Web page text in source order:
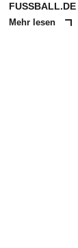
FUSSBALL.DE
Mehr lesen